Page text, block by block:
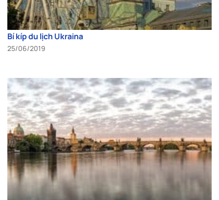
Bí kíp du lịch Ukraina
25/06/2019